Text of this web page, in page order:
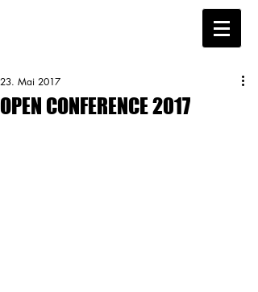
OPEN CONFERENCE 2017
23. Mai 2017